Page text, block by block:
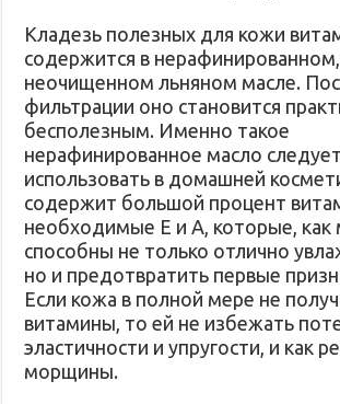
Кладезь полезных для кожи
содержится в нерафинированном,
неочищенном льняном масле.
фильтрации оно становится
бесполезным. Именно такое
нерафинированное масло следует
использовать в домашней
содержит большой процент
необходимые Е и А, которые, как
способны не только отлично
но и предотвратить первые
Если кожа в полной мере не
витамины, то ей не избежать
эластичности и упругости, и как
морщины.